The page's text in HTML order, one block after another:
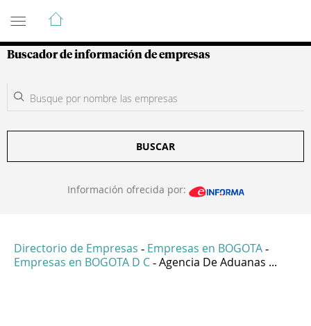
Guía de Empresas Colombianas
Buscador de información de empresas
BUSCAR
Información ofrecida por:
Directorio de Empresas - Empresas en BOGOTA -
Empresas en BOGOTA D C - Agencia De Aduanas ...